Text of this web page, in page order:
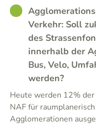
GOOD
Verkehr: Soll
des
innerhalb der
Bus, Velo,
werden?
Heute werden 12%
NAF für
Agglomerationen